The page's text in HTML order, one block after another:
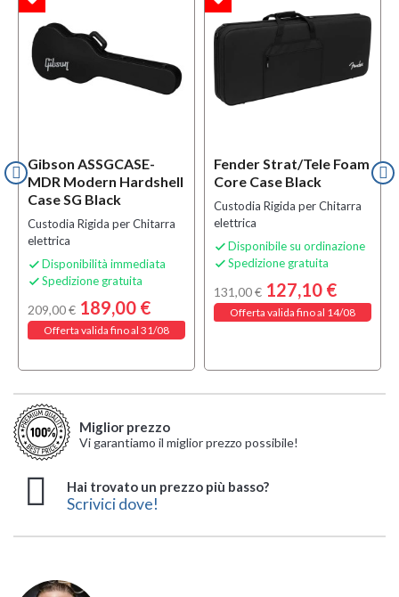
Gibson ASSGCASE-
MDR Modern Hardshell
Case SG Black
Custodia Rigida per Chitarra
elettrica
 Disponibilità immediata
 Spedizione gratuita
209,00 € 189,00 €
Offerta valida fino al 31/08
Fender Strat/Tele Foam
Core Case Black
Custodia Rigida per Chitarra
elettrica
 Disponibile su ordinazione
 Spedizione gratuita
131,00 € 127,10 €
Offerta valida fino al 14/08
Miglior prezzo
Vi garantiamo il miglior prezzo possibile!
Hai trovato un prezzo più basso?
Scrivici dove!